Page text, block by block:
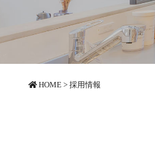
HOME> 採用情報